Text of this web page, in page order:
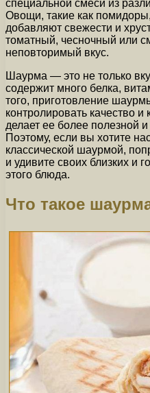
специальной смеси из
Овощи, такие как
добавляют свежести и
томатный, чесночный или
неповторимый вкус.
Шаурма — это не только
содержит много белка,
того, приготовление
контролировать качество и
делает ее более полезной
Поэтому, если вы хотите
классической шаурмой,
и удивите своих близких и
этого блюда.
Что такое